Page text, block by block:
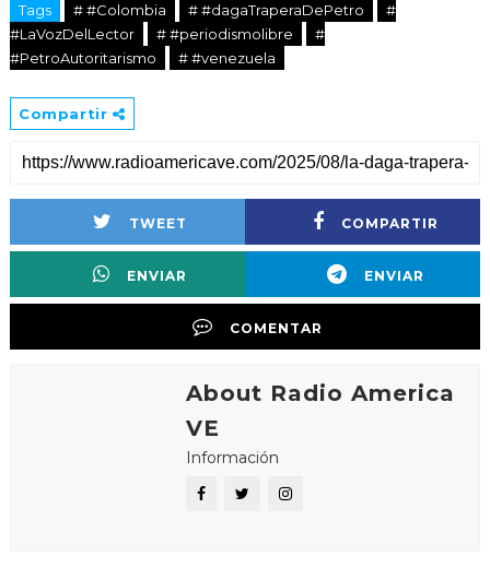
Tags # #Colombia # #dagaTraperaDePetro
#
#LaVozDelLector
# #periodismolibre
#
#PetroAutoritarismo
# #venezuela
Compartir
TWEET COMPARTIR
ENVIAR ENVIAR
COMENTAR
About Radio America
VE
Información